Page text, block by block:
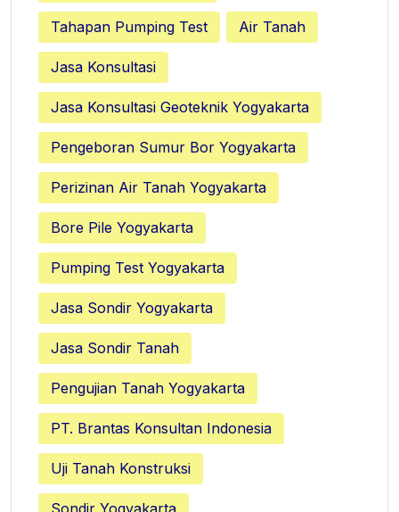
Tahapan Pumping Test Air Tanah
Jasa Konsultasi
Jasa Konsultasi Geoteknik Yogyakarta
Pengeboran Sumur Bor Yogyakarta
Perizinan Air Tanah Yogyakarta
Bore Pile Yogyakarta
Pumping Test Yogyakarta
Jasa Sondir Yogyakarta
Jasa Sondir Tanah
Pengujian Tanah Yogyakarta
PT. Brantas Konsultan Indonesia
Uji Tanah Konstruksi